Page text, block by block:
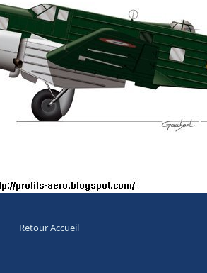
Retour Accueil